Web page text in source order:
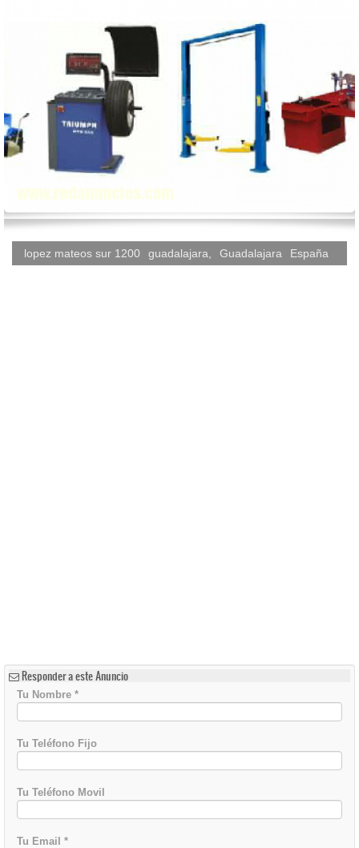
lopez mateos sur 1200 guadalajara Guadalajara España
Responder a este Anuncio
Tu Nombre *
Tu Teléfono Fijo
Tu Teléfono Movil
Tu Email *